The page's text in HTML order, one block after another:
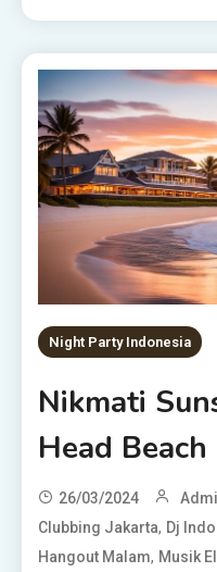
Night Party Indonesia
Nikmati
Head
26/03/2024
Clubbing Jakarta, Dj
Hangout Malam, Musik